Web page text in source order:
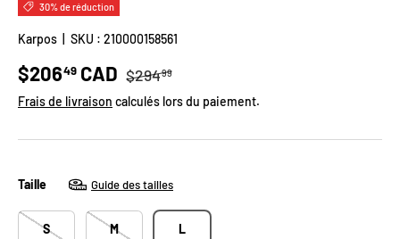
30% de réduction
Karpos SKU : 210000158561
Prix soldé
$20649 CAD Prix habituel
$29499
Frais de livraison calculés lors du paiement.
Taille Guide des tailles
S M L